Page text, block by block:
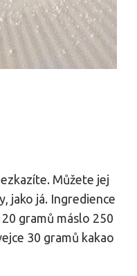
Můžete jej
jako já. Ingredience
gramů máslo 250
30 gramů kakao